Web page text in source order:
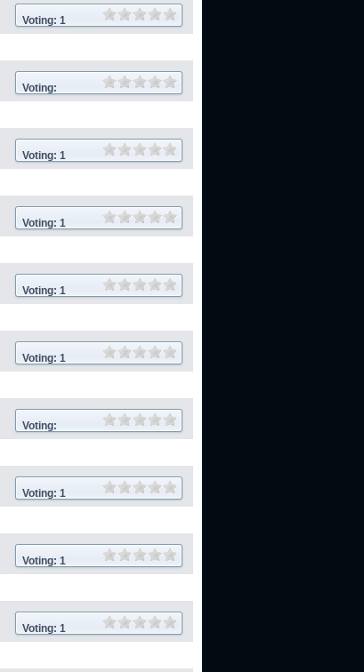
Voting: 1
Voting:
Voting: 1
Voting: 1
Voting: 1
Voting: 1
Voting:
Voting: 1
Voting: 1
Voting: 1